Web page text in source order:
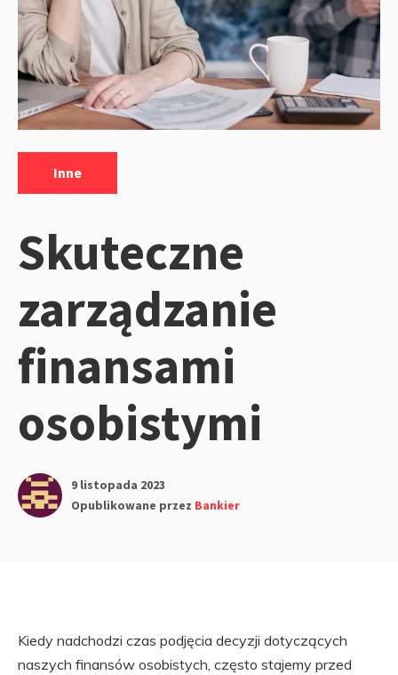
Inne
Skuteczne
zarządzanie
finansami
osobistymi
9 listopada 2023
Opublikowane przez Bankier
Kiedy nadchodzi czas podjęcia decyzji dotyczących
naszych finansów osobistych, często stajemy przed